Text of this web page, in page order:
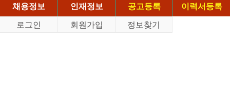
채용정보
인재정보 공고등록
이력서등록
로그인
회원가입 정보찾기